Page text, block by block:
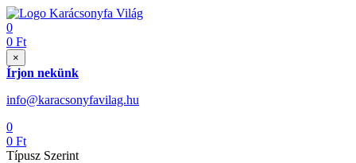
0
0 Ft
×
Írjon nekünk
info@karacsonyfavilag.hu
0
0 Ft
Típusz Szerint